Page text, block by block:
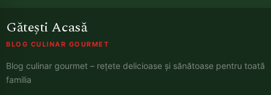
Gătești Acasă
BLOG CULINAR GOURMET
Blog culinar gourmet – rețete delicioase și sănătoase pentru toată
familia